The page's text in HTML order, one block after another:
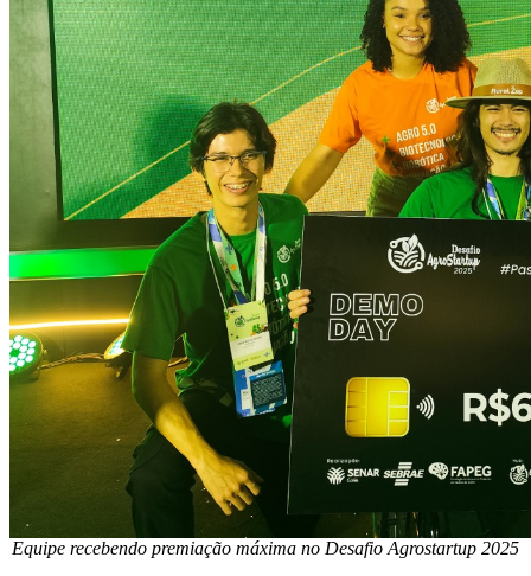
Equipe recebendo premiação máxima no Desafio Agrostartup 2025